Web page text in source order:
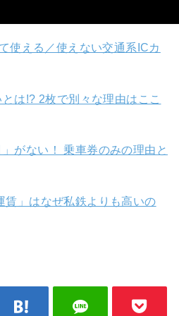
使える／使えない交通系ICカ
は!? 2枚で別々な理由はここ
がない！ 乗車券のみの理由と
賃」はなぜ私鉄よりも高いの